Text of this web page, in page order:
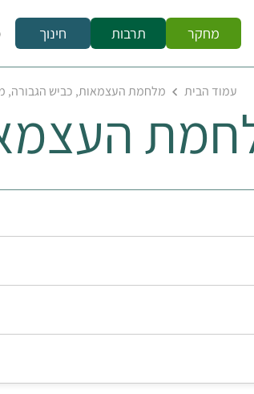
מחקר תרבות חינוך
עמוד הבית מלחמת העצמאות, כביש הגבורה,